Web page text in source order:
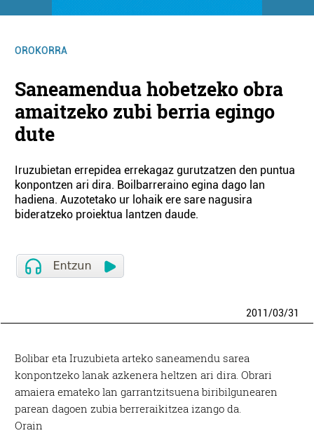
OROKORRA
Saneamendua hobetzeko obra
amaitzeko zubi berria egingo
dute
Iruzubietan errepidea errekagaz gurutzatzen den puntua
konpontzen ari dira. Boilbarreraino egina dago lan
hadiena. Auzotetako ur lohaik ere sare nagusira
bideratzeko proiektua lantzen daude.
2011/03/31
Bolibar eta Iruzubieta arteko saneamendu sarea
konpontzeko lanak azkenera heltzen ari dira. Obrari
amaiera emateko lan garrantzitsuena biribilgunearen
parean dagoen zubia berreraikitzea izango da.
Orain